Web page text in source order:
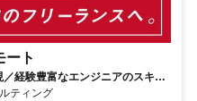
ート
／経験豊富なエンジニアのスキル
ティング